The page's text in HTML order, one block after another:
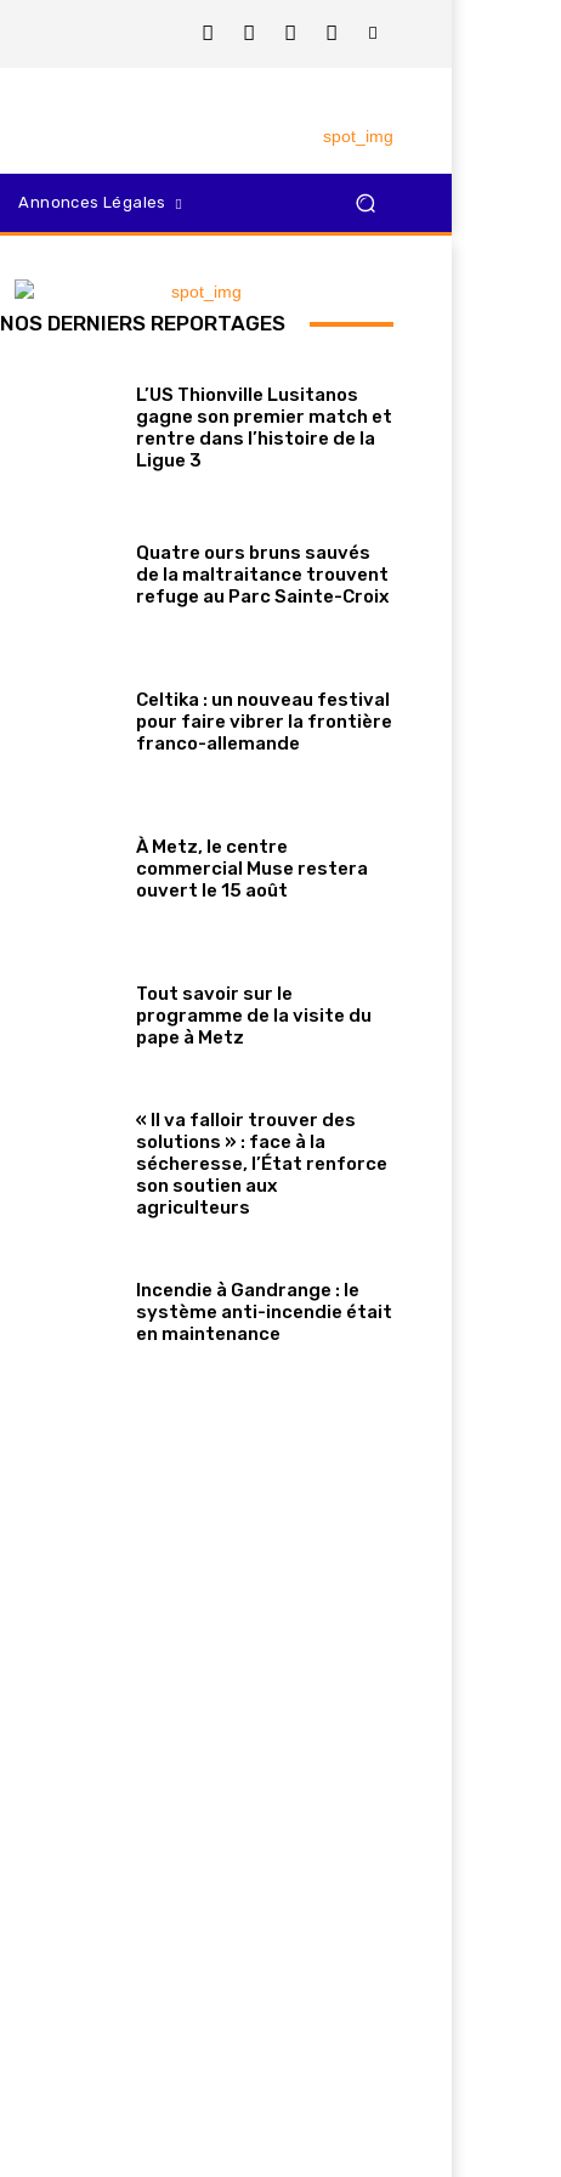
Annonces Légales
NOS DERNIERS REPORTAGES
L’US Thionville Lusitanos
gagne son premier match et
rentre dans l’histoire de la
Ligue 3
Quatre ours bruns sauvés
de la maltraitance trouvent
refuge au Parc Sainte-Croix
Celtika : un nouveau festival
pour faire vibrer la frontière
franco-allemande
À Metz, le centre
commercial Muse restera
ouvert le 15 août
Tout savoir sur le
programme de la visite du
pape à Metz
« Il va falloir trouver des
solutions » : face à la
sécheresse, l’État renforce
son soutien aux
agriculteurs
Incendie à Gandrange : le
système anti-incendie était
en maintenance